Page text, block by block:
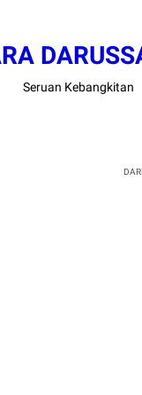
Seruan Kebangkitan